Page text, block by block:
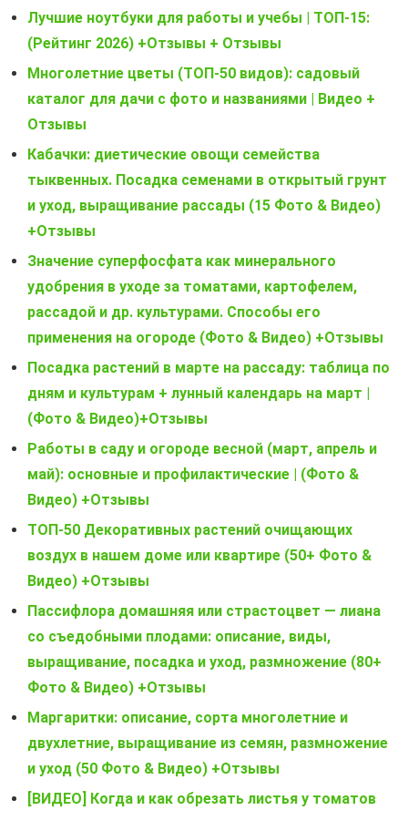
Лучшие ноутбуки для работы и учебы | ТОП-15:
(Рейтинг 2026) +Отзывы + Отзывы
Многолетние цветы (ТОП-50 видов): садовый
каталог для дачи с фото и названиями | Видео +
Отзывы
Кабачки: диетические овощи семейства
тыквенных. Посадка семенами в открытый грунт
и уход, выращивание рассады (15 Фото & Видео)
+Отзывы
Значение суперфосфата как минерального
удобрения в уходе за томатами, картофелем,
рассадой и др. культурами. Способы его
применения на огороде (Фото & Видео) +Отзывы
Посадка растений в марте на рассаду: таблица по
дням и культурам + лунный календарь на март |
(Фото & Видео)+Отзывы
Работы в саду и огороде весной (март, апрель и
май): основные и профилактические | (Фото &
Видео) +Отзывы
ТОП-50 Декоративных растений очищающих
воздух в нашем доме или квартире (50+ Фото &
Видео) +Отзывы
Пассифлора домашняя или страстоцвет — лиана
со съедобными плодами: описание, виды,
выращивание, посадка и уход, размножение (80+
Фото & Видео) +Отзывы
Маргаритки: описание, сорта многолетние и
двухлетние, выращивание из семян, размножение
и уход (50 Фото & Видео) +Отзывы
[ВИДЕО] Когда и как обрезать листья у томатов